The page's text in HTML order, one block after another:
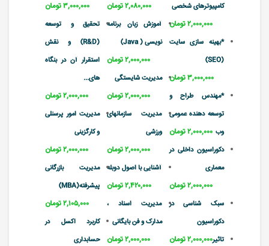
کامپیوترهای شخصی
۲,۰۰۰,۰۰۰ تومان
*بهینه سازی سایت
(SEO)
۳,۰۰۰,۰۰۰ تومان
*مهندس طراح و
توسعه دهنده عمومی
وب ۲,۰۰۰,۰۰۰ تومان
دکوراسیون داخلی در
معماری
۲,۰۰۰,۰۰۰ تومان
سبک شناسی در
دکوراسیون ‌‌‌‌‌‌‌
۲,۰۰۰,۰۰۰ تومانتاثیر
۲,۰۸۰,۰۰۰ تومان
آموزش زبان برنامه
نویسی ( Java)
۲,۰۰۰,۰۰۰ تومان
مدیریت شایستگی
۲,۰۰۰,۰۰۰ تومان
مدیریت سازمانهای
ورزشی
۲,۰۰۰,۰۰۰ تومان
آشنایی با اصول دوبله
۲,۴۲۰,۰۰۰ تومان
مدیریت اسناد ،
مدارک و فن بایگانی
۲,۰۰۰,۰۰۰ تومان
۳,۰۰۰,۰۰۰ تومان
تحقیق و توسعه
(R&D) و نقش
استقرار آن در بنگاه
های...
۲,۰۰۰,۰۰۰ تومان
مدیریت امور پرسنلی
و کارگزینی
۲,۰۰۰,۰۰۰ تومان
مدیریت بازرگانی
پیشرفته(MBA)
۲,۱۰۵,۰۰۰ تومان
کاربرد اکسل در
حسابداری